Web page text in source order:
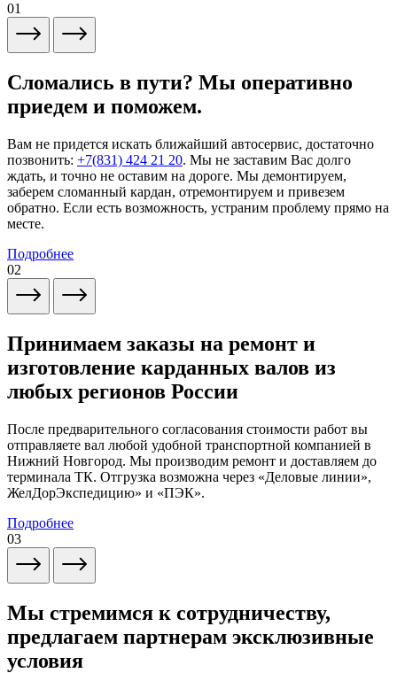
01
Сломались в пути? Мы оперативно
приедем и поможем.
Вам не придется искать ближайший автосервис, достаточно
позвонить: +7(831) 424 21 20. Мы не заставим Вас долго
ждать, и точно не оставим на дороге. Мы демонтируем,
заберем сломанный кардан, отремонтируем и привезем
обратно. Если есть возможность, устраним проблему прямо на
месте.
Подробнее
02
Принимаем заказы на ремонт и
изготовление карданных валов из
любых регионов России
После предварительного согласования стоимости работ вы
отправляете вал любой удобной транспортной компанией в
Нижний Новгород. Мы производим ремонт и доставляем до
терминала ТК. Отгрузка возможна через «Деловые линии»,
ЖелДорЭкспедицию» и «ПЭК».
Подробнее
03
Мы стремимся к сотрудничеству,
предлагаем партнерам эксклюзивные
условия